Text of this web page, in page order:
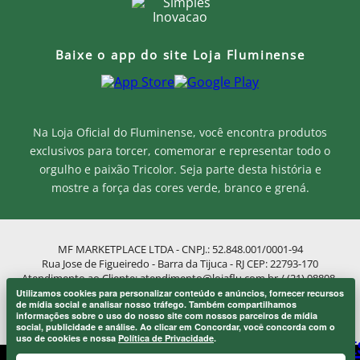
×
Onde eu sou de casa.
Laranjeiras 1902.
Utilizamos cookies para personalizar conteúdo e anúncios, fornecer recursos
de mídia social e analisar nosso tráfego. Também compartilhamos
informações sobre o uso do nosso site com nossos parceiros de mídia
social, publicidade e análise. Ao clicar em Concordar, você concorda com o
uso de cookies e nossa Política de Privacidade.
Na Loja Oficial do Fluminense, você encontra produtos
exclusivos para torcer, comemorar e representar todo o
orgulho e paixão Tricolor. Seja parte desta história e
mostre a força das cores verde, branco e grená.
Baixe o app do site Loja Fluminense
MF MARKETPLACE LTDA - CNPJ.: 52.848.001/0001-94
Rua Jose de Figueiredo - Barra da Tijuca - RJ CEP: 22793-170
Atendimento ao Cliente: atendimento@lojaflu.com.br / (21) 98808-
9954
Atendimento de 8:00h as 12:00h e 14:00h as 17:00h de segunda a
sexta.